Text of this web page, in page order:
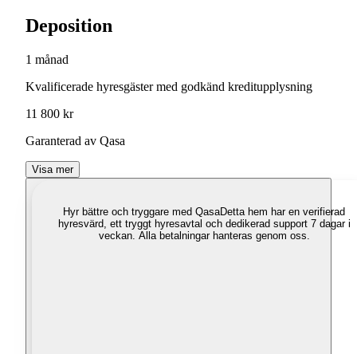
Deposition
1 månad
Kvalificerade hyresgäster med godkänd kreditupplysning
11 800 kr
Garanterad av Qasa
Visa mer
Hyr bättre och tryggare med QasaDetta hem har en verifierad
hyresvärd, ett tryggt hyresavtal och dedikerad support 7 dagar i
veckan. Alla betalningar hanteras genom oss.